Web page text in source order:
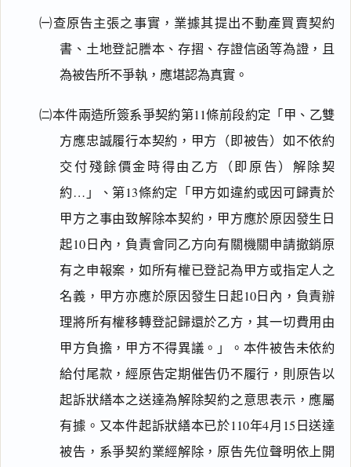
㈠查原告主張之事實，業據其提出不動產買賣契約
書、土地登記謄本、存摺、存證信函等為證，且
為被告所不爭執，應堪認為真實。
㈡本件兩造所簽系爭契約第11條前段約定「甲、乙雙
方應忠誠履行本契約，甲方（即被告）如不依約
交付殘餘價金時得由乙方（即原告）解除契
約…」、第13條約定「甲方如違約或因可歸責於
甲方之事由致解除本契約，甲方應於原因發生日
起10日內，負責會同乙方向有關機關申請撤銷原
有之申報案，如所有權已登記為甲方或指定人之
名義，甲方亦應於原因發生日起10日內，負責辦
理將所有權移轉登記歸還於乙方，其一切費用由
甲方負擔，甲方不得異議。」。本件被告未依約
給付尾款，經原告定期催告仍不履行，則原告以
起訴狀繕本之送達為解除契約之意思表示，應屬
有據。又本件起訴狀繕本已於110年4月15日送達
被告，系爭契約業經解除，原告先位聲明依上開